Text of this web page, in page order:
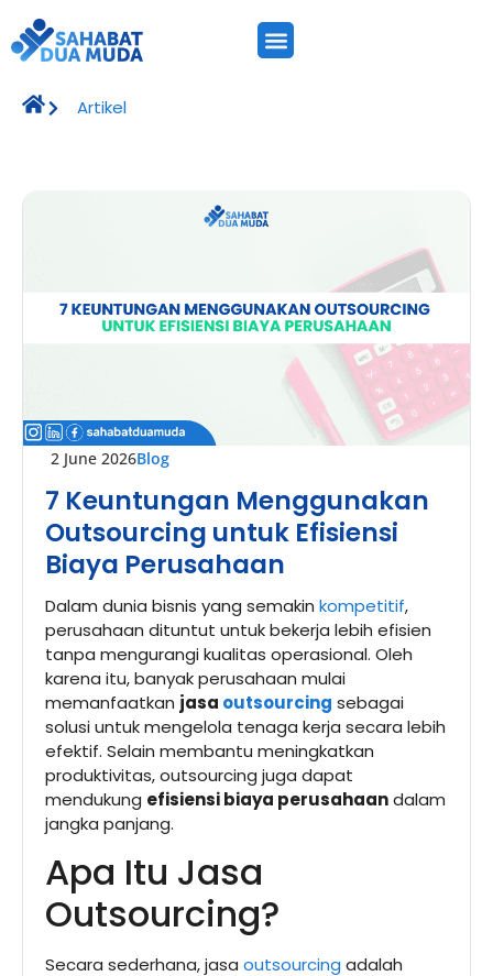
Artikel
2 June 2026Blog
7 Keuntungan Menggunakan
Outsourcing untuk Efisiensi
Biaya Perusahaan
Dalam dunia bisnis yang semakin kompetitif,
perusahaan dituntut untuk bekerja lebih efisien
tanpa mengurangi kualitas operasional. Oleh
karena itu, banyak perusahaan mulai
memanfaatkan jasa outsourcing sebagai
solusi untuk mengelola tenaga kerja secara lebih
efektif. Selain membantu meningkatkan
produktivitas, outsourcing juga dapat
mendukung efisiensi biaya perusahaandalam
jangka panjang.
Apa Itu Jasa
Outsourcing?
Secara sederhana, jasa outsourcing adalah